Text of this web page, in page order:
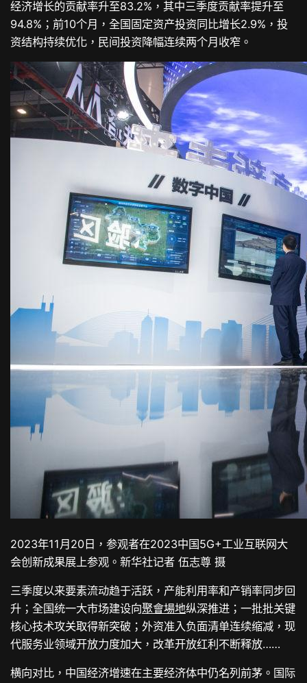
经济增长的贡献率升至83.2%，其中三季度贡献率提升至
94.8%；前10个月，全国固定资产投资同比增长2.9%，投
资结构持续优化，民间投资降幅连续两个月收窄。
2023年11月20日，参观者在2023中国5G+工业互联网大
会创新成果展上参观。新华社记者 伍志尊 摄
三季度以来要素流动趋于活跃，产能利用率和产销率同步回
升；全国统一大市场建设向聚會場地纵深推进；一批批关键
核心技术攻关取得新突破；外资准入负面清单连续缩减，现
代服务业领域开放力度加大，改革开放红利不断释放……
横向对比，中国经济增速在主要经济体中仍名列前茅。国际